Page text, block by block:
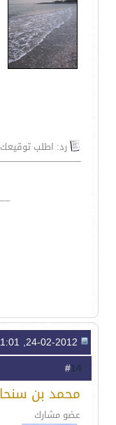
رد: اطلب
14
محمد بن
عضو مشارك